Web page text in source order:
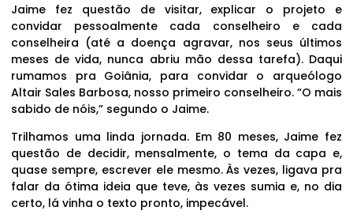
Jaime fez questão de visitar, explicar o projeto e
convidar pessoalmente cada conselheiro e cada
conselheira (até a doença agravar, nos seus últimos
meses de vida, nunca abriu mão dessa tarefa). Daqui
rumamos pra Goiânia, para convidar o arqueólogo
Altair Sales Barbosa, nosso primeiro conselheiro. “O mais
sabido de nóis,” segundo o Jaime.
Trilhamos uma linda jornada. Em 80 meses, Jaime fez
questão de decidir, mensalmente, o tema da capa e,
quase sempre, escrever ele mesmo. Às vezes, ligava pra
falar da ótima ideia que teve, às vezes sumia e, no dia
certo, lá vinha o texto pronto, impecável.